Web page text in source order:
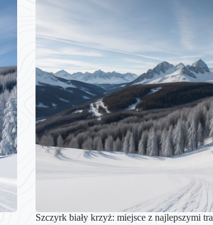
Szczyrk biały krzyż: miejsce z najlepszymi